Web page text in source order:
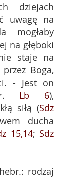
dziejach
uwagę na
mogłaby
na głęboki
staje na
Boga,
- Jest on
Lb 6),
siłą (Sdz
ducha
15,14; Sdz
rodzaj